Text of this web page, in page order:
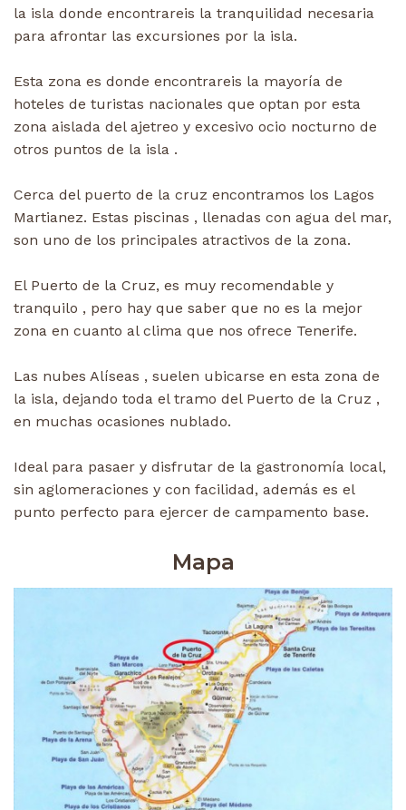
la isla donde encontrareis la tranquilidad necesaria
para afrontar las excursiones por la isla.
Esta zona es donde encontrareis la mayoría de
hoteles de turistas nacionales que optan por esta
zona aislada del ajetreo y excesivo ocio nocturno de
otros puntos de la isla .
Cerca del puerto de la cruz encontramos los Lagos
Martianez. Estas piscinas , llenadas con agua del mar,
son uno de los principales atractivos de la zona.
El Puerto de la Cruz, es muy recomendable y
tranquilo , pero hay que saber que no es la mejor
zona en cuanto al clima que nos ofrece Tenerife.
Las nubes Alíseas , suelen ubicarse en esta zona de
la isla, dejando toda el tramo del Puerto de la Cruz ,
en muchas ocasiones nublado.
Ideal para pasaer y disfrutar de la gastronomía local,
sin aglomeraciones y con facilidad, además es el
punto perfecto para ejercer de campamento base.
Mapa